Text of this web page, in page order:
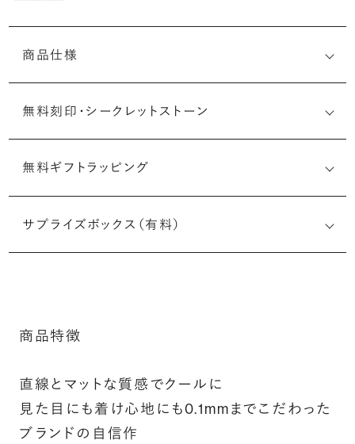
商品仕様
無料刻印・ シークレットストーン
刻印メッセージ：半角英数字20文字まで刻印可能
ルなメッセージを無料で刻印することができます。注文前だ
けでなく購入後の刻印も、リングに初めて施す初回の刻印
シークレットストーン：指輪の内側に留める宝石のこ
無料ギフトラッピング
サプライズボックス（有料）
商品特徴
直線とマットな質感でクールに
見た目にも着け心地にも0.1mmまでこだわった
ブランドの自信作